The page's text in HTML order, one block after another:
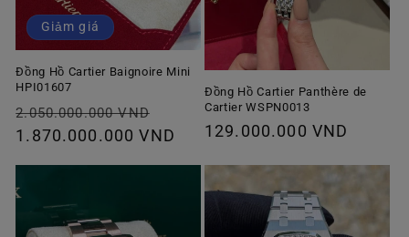
Giảm giá
Đồng Hồ Cartier Baignoire Mini
HPI01607
Giá
thông
2.050.000.000 VND
ưu
1.870.000.000 VND
Đồng Hồ Cartier Panthère de
Cartier WSPN0013
Giá
thường
129.000.000 VND